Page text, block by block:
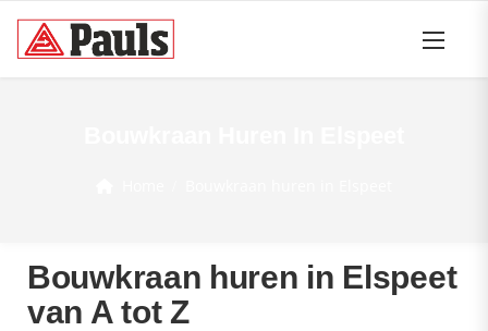
Bouwkraan huren in Elspeet
van A tot Z